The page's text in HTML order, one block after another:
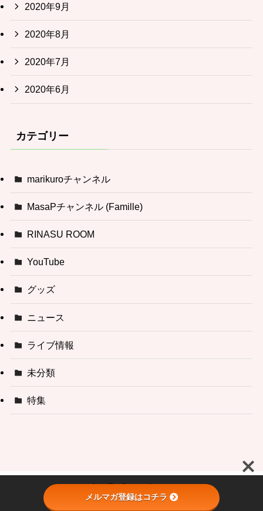
2020年9月
2020年8月
2020年7月
2020年6月
カテゴリー
marikuroチャンネル
MasaPチャンネル (Famille)
RINASU ROOM
YouTube
グッズ
ニュース
ライブ情報
未分類
特集
© 加藤梨菜 official site.
メルマガ登録はコチラ